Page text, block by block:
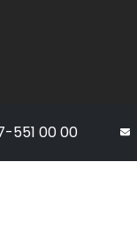
551 00 00